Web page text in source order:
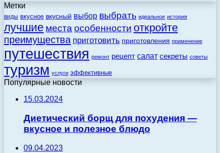
Метки
виды вкусное вкусный выбор выбрать идеальное история
лучшие местаособенности откройте
преимущества приготовить приготовления применение
путешествия ремонт рецепт салат секреты советы
туризм услуги эффективные
Популярные новости
15.03.2024
Диетический борщ для похудения —
вкусное и полезное блюдо
09.04.2023